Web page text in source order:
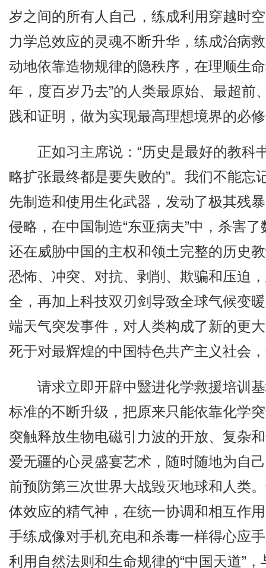
岁之间的所有人自己，练成利用穿越时
力学总效应的灵魂不断升华，练成治病
动地依靠造物规律的隐秩序，在理顺生
年，度百岁乃去”的人类最原始、最超
践和证明，做为实现最高理想境界的必
正如习主席说：“历史是最好的教科
略扩张最终都是要失败的”。我们不能
先制造和使用生化武器，发动了极其残
侵略，在中国制造“东亚病夫”中，杀害
还在威胁中国的主权和领土完整的历史
恐怖、冲突、对抗、剥削、欺骗和压迫
全，再加上科技双刃剑导致全球气候变
端天气突发事件，对人类构成了新的更
死于对最辉煌的中国特色共产主义社会
请求立即开辟中毉进化学救援培训
标准的不断升级，把原来只能依靠化学
突触释放生物电磁引力波的开放、复杂
爱无疆的心灵盛宴艺术，随时随地为自
前预防第三次世界大战毁灭地球和人类
体效应的精气神，在统一协调和相互作
手练成像对手机充电和杀毒一样得心应
利用自然法则和生命规律的“中国天道”